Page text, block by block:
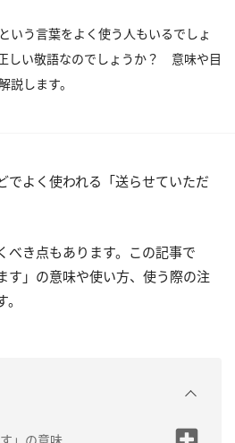
いう言葉をよく使う人もいるでしょ
しい敬語なのでしょうか？ 意味や目
説します。
でよく使われる「送らせていただ
べき点もあります。この記事で
す」の意味や使い方、使う際の注